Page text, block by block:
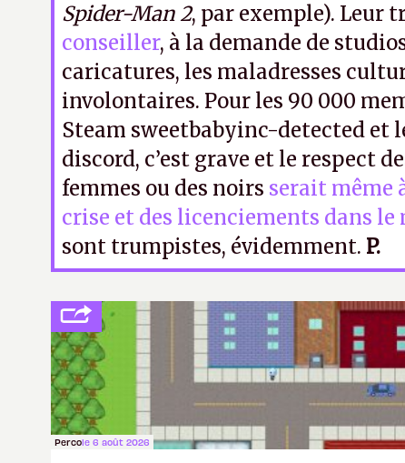
Spider-Man 2, par exemple). Leur
conseiller, à la demande de
caricatures, les maladresses
involontaires. Pour les 90 000
Steam sweetbabyinc-detected et
discord, c’est grave et le respect
femmes ou des noirs serait même
crise et des licenciements dans le
sont trumpistes, évidemment. P.
Percole 6 août 2026